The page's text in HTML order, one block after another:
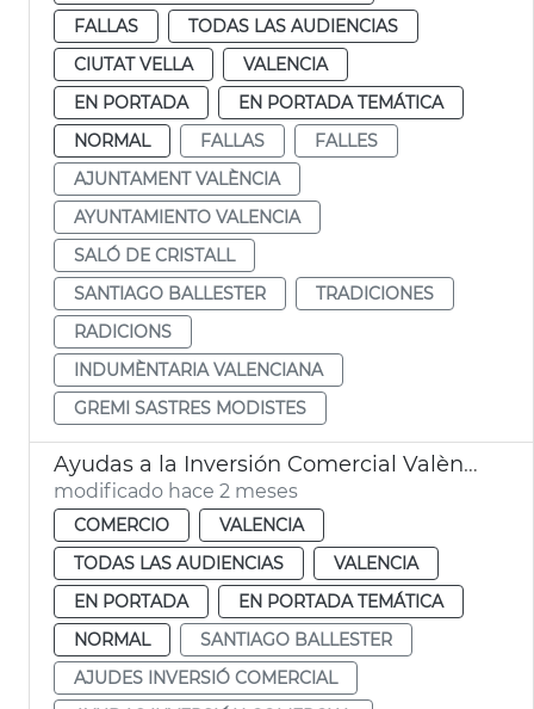
FALLAS
TODAS LAS AUDIENCIAS
CIUTAT VELLA
VALENCIA
EN PORTADA
EN PORTADA TEMÁTICA
NORMAL
FALLAS
FALLES
AJUNTAMENT VALÈNCIA
AYUNTAMIENTO VALENCIA
SALÓ DE CRISTALL
SANTIAGO BALLESTER
TRADICIONES
RADICIONS
INDUMÈNTARIA VALENCIANA
GREMI SASTRES MODISTES
Ayudas a la Inversión Comercial València
modificado hace 2 meses
COMERCIO
VALENCIA
TODAS LAS AUDIENCIAS
VALENCIA
EN PORTADA
EN PORTADA TEMÁTICA
NORMAL
SANTIAGO BALLESTER
AJUDES INVERSIÓ COMERCIAL